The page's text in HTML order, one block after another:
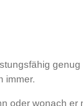
immer.
oder wonach er